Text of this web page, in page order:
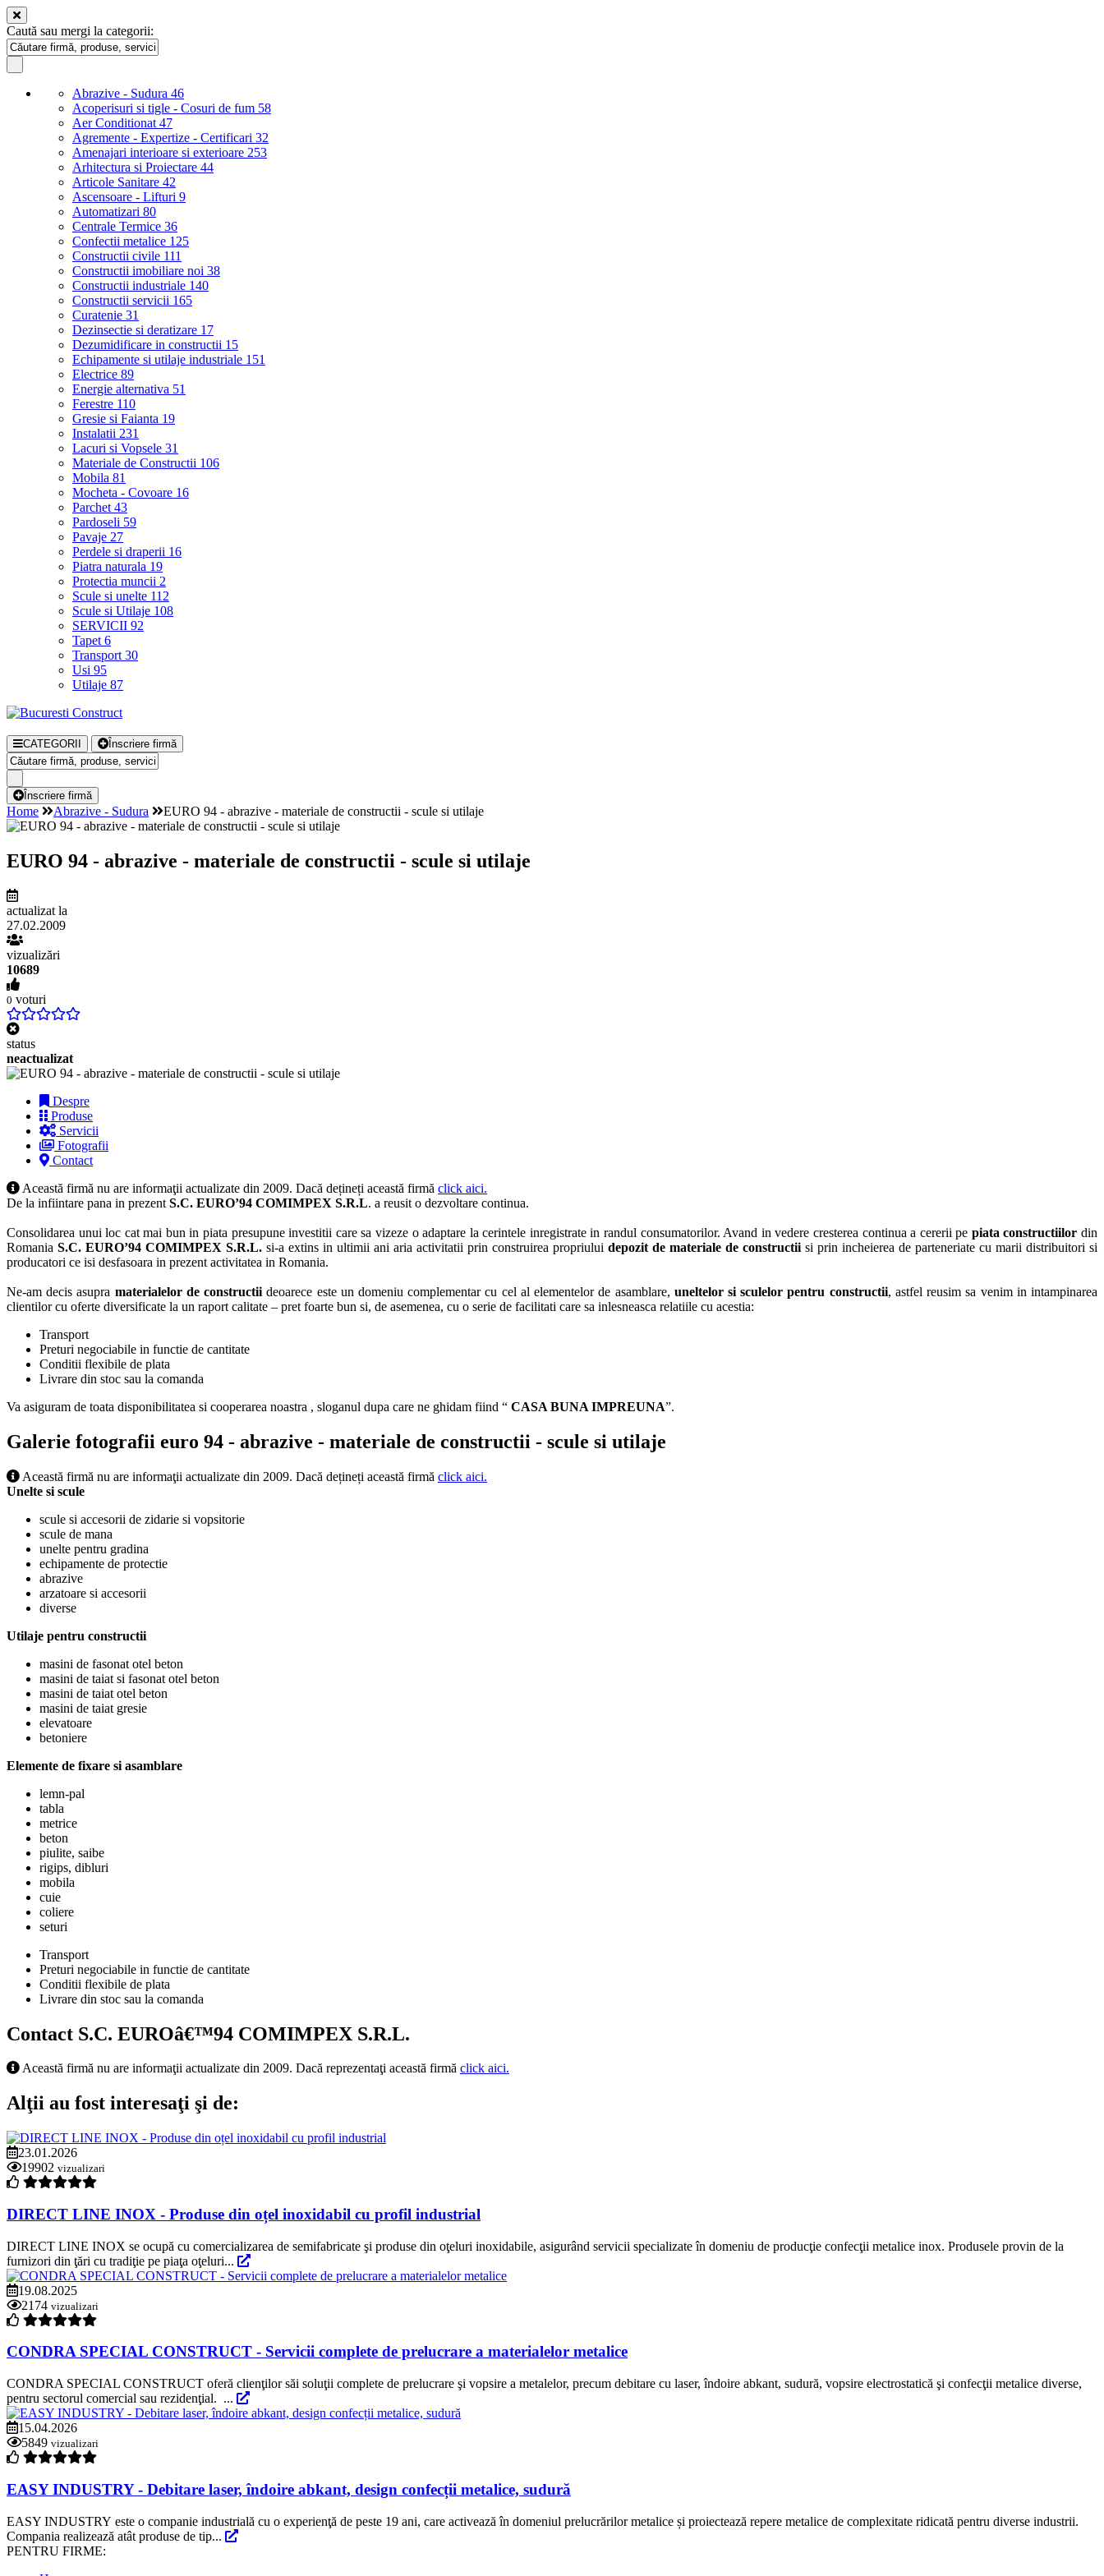
Caută sau mergi la categorii:
Abrazive - Sudura 46
Acoperisuri si tigle - Cosuri de fum 58
Aer Conditionat 47
Agremente - Expertize - Certificari 32
Amenajari interioare si exterioare 253
Arhitectura si Proiectare 44
Articole Sanitare 42
Ascensoare - Lifturi 9
Automatizari 80
Centrale Termice 36
Confectii metalice 125
Constructii civile 111
Constructii imobiliare noi 38
Constructii industriale 140
Constructii servicii 165
Curatenie 31
Dezinsectie si deratizare 17
Dezumidificare in constructii 15
Echipamente si utilaje industriale 151
Electrice 89
Energie alternativa 51
Ferestre 110
Gresie si Faianta 19
Instalatii 231
Lacuri si Vopsele 31
Materiale de Constructii 106
Mobila 81
Mocheta - Covoare 16
Parchet 43
Pardoseli 59
Pavaje 27
Perdele si draperii 16
Piatra naturala 19
Protectia muncii 2
Scule si unelte 112
Scule si Utilaje 108
SERVICII 92
Tapet 6
Transport 30
Usi 95
Utilaje 87
CATEGORII Înscriere firmă
Înscriere firmă
Home Abrazive - Sudura EURO 94 - abrazive - materiale de constructii - scule si utilaje
EURO 94 - abrazive - materiale de constructii - scule si utilaje
actualizat la
27.02.2009
vizualizări
10689
0 voturi
status
neactualizat
Despre
Produse
Servicii
Fotografii
Contact
Această firmă nu are informaţii actualizate din 2009. Dacă dețineți această firmă click aici.
De la infiintare pana in prezent S.C. EURO’94 COMIMPEX S.R.L. a reusit o dezvoltare continua.
Consolidarea unui loc cat mai bun in piata presupune investitii care sa vizeze o adaptare la cerintele inregistrate in randul consumatorilor. Avand in vedere cresterea continua a cererii pe piata constructiilordin
Romania S.C. EURO’94 COMIMPEX S.R.L. si-a extins in ultimii ani aria activitatii prin construirea propriului depozit de materiale de constructii si prin incheierea de parteneriate cu marii distribuitori si
producatori ce isi desfasoara in prezent activitatea in Romania.
Ne-am decis asupra materialelor de constructiideoarece este un domeniu complementar cu cel al elementelor de asamblare, uneltelor si sculelor pentru constructii, astfel reusim sa venim in intampinarea
clientilor cu oferte diversificate la un raport calitate – pret foarte bun si, de asemenea, cu o serie de facilitati care sa inlesneasca relatiile cu acestia:
Transport
Preturi negociabile in functie de cantitate
Conditii flexibile de plata
Livrare din stoc sau la comanda
Va asiguram de toata disponibilitatea si cooperarea noastra , sloganul dupa care ne ghidam fiind “ CASA BUNA IMPREUNA”.
Galerie fotografii euro 94 - abrazive - materiale de constructii - scule si utilaje
Această firmă nu are informaţii actualizate din 2009. Dacă dețineți această firmă click aici.
Unelte si scule
scule si accesorii de zidarie si vopsitorie
scule de mana
unelte pentru gradina
echipamente de protectie
abrazive
arzatoare si accesorii
diverse
Utilaje pentru constructii
masini de fasonat otel beton
masini de taiat si fasonat otel beton
masini de taiat otel beton
masini de taiat gresie
elevatoare
betoniere
Elemente de fixare si asamblare
lemn-pal
tabla
metrice
beton
piulite, saibe
rigips, dibluri
mobila
cuie
coliere
seturi
Transport
Preturi negociabile in functie de cantitate
Conditii flexibile de plata
Livrare din stoc sau la comanda
Contact S.C. EUROâ€™94 COMIMPEX S.R.L.
Această firmă nu are informaţii actualizate din 2009. Dacă reprezentaţi această firmă click aici.
Alţii au fost interesaţi şi de:
23.01.2026
19902 vizualizari
DIRECT LINE INOX - Produse din oțel inoxidabil cu profil industrial
DIRECT LINE INOX se ocupă cu comercializarea de semifabricate şi produse din oţeluri inoxidabile, asigurând servicii specializate în domeniu de producţie confecţii metalice inox. Produsele provin de la
furnizori din ţări cu tradiţie pe piaţa oţeluri...
19.08.2025
2174 vizualizari
CONDRA SPECIAL CONSTRUCT - Servicii complete de prelucrare a materialelor metalice
CONDRA SPECIAL CONSTRUCT oferă clienţilor săi soluţii complete de prelucrare şi vopsire a metalelor, precum debitare cu laser, îndoire abkant, sudură, vopsire electrostatică şi confecţii metalice diverse,
pentru sectorul comercial sau rezidenţial. ...
15.04.2026
5849 vizualizari
EASY INDUSTRY - Debitare laser, îndoire abkant, design confecții metalice, sudură
EASY INDUSTRY este o companie industrială cu o experienţă de peste 19 ani, care activează în domeniul prelucrărilor metalice și proiectează repere metalice de complexitate ridicată pentru diverse industrii.
Compania realizează atât produse de tip...
PENTRU FIRME: